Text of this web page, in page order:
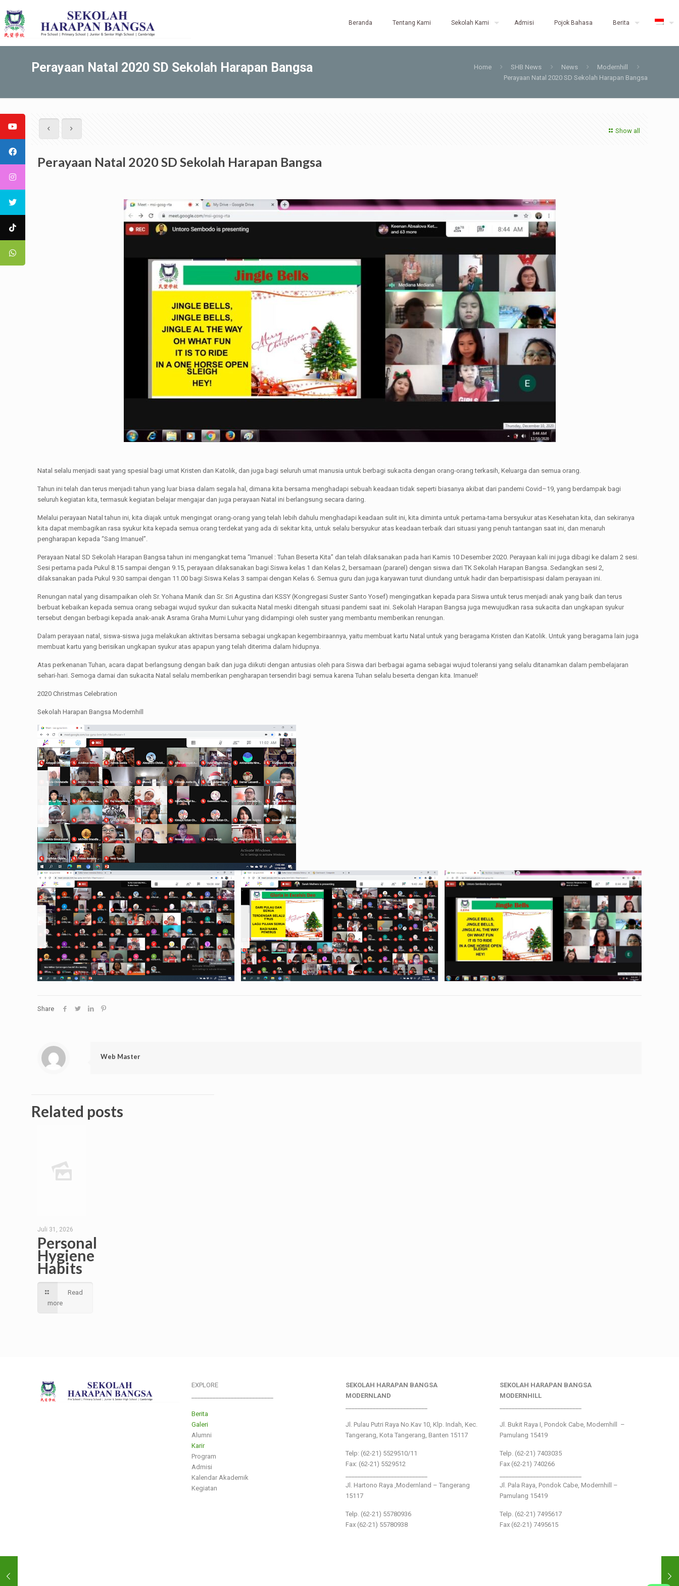
Beranda Tentang Kami Sekolah Kami Admisi Pojok Bahasa Berita
Perayaan Natal 2020 SD Sekolah Harapan Bangsa Home SHB News News
Modernhill
Perayaan Natal 2020 SD Sekolah Harapan Bangsa
Show all
Perayaan Natal 2020 SD Sekolah Harapan Bangsa
Natal selalu menjadi saat yang spesial bagi umat Kristen dan Katolik, dan juga bagi seluruh umat manusia untuk berbagi sukacita dengan orang-orang terkasih, Keluarga dan semua orang.
Tahun ini telah dan terus menjadi tahun yang luar biasa dalam segala hal, dimana kita bersama menghadapi sebuah keadaan tidak seperti biasanya akibat dari pandemi Covid–19, yang berdampak bagi
seluruh kegiatan kita, termasuk kegiatan belajar mengajar dan juga perayaan Natal ini berlangsung secara daring.
Melalui perayaan Natal tahun ini, kita diajak untuk mengingat orang-orang yang telah lebih dahulu menghadapi keadaan sulit ini, kita diminta untuk pertama-tama bersyukur atas Kesehatan kita, dan sekiranya
kita dapat membagikan rasa syukur kita kepada semua orang terdekat yang ada di sekitar kita, untuk selalu bersyukur atas keadaan terbaik dari situasi yang penuh tantangan saat ini, dan menaruh
pengharapan kepada “Sang Imanuel”.
Perayaan Natal SD Sekolah Harapan Bangsa tahun ini mengangkat tema “Imanuel : Tuhan Beserta Kita” dan telah dilaksanakan pada hari Kamis 10 Desember 2020. Perayaan kali ini juga dibagi ke dalam 2 sesi.
Sesi pertama pada Pukul 8.15 sampai dengan 9.15, perayaan dilaksanakan bagi Siswa kelas 1 dan Kelas 2, bersamaan (pararel) dengan siswa dari TK Sekolah Harapan Bangsa. Sedangkan sesi 2,
dilaksanakan pada Pukul 9.30 sampai dengan 11.00 bagi Siswa Kelas 3 sampai dengan Kelas 6. Semua guru dan juga karyawan turut diundang untuk hadir dan berpartisispasi dalam perayaan ini.
Renungan natal yang disampaikan oleh Sr. Yohana Manik dan Sr. Sri Agustina dari KSSY (Kongregasi Suster Santo Yosef) mengingatkan kepada para Siswa untuk terus menjadi anak yang baik dan terus
berbuat kebaikan kepada semua orang sebagai wujud syukur dan sukacita Natal meski ditengah situasi pandemi saat ini. Sekolah Harapan Bangsa juga mewujudkan rasa sukacita dan ungkapan syukur
tersebut dengan berbagi kepada anak-anak Asrama Graha Murni Luhur yang didampingi oleh suster yang membantu memberikan renungan.
Dalam perayaan natal, siswa-siswa juga melakukan aktivitas bersama sebagai ungkapan kegembiraannya, yaitu membuat kartu Natal untuk yang beragama Kristen dan Katolik. Untuk yang beragama lain juga
membuat kartu yang berisikan ungkapan syukur atas apapun yang telah diterima dalam hidupnya.
Atas perkenanan Tuhan, acara dapat berlangsung dengan baik dan juga diikuti dengan antusias oleh para Siswa dari berbagai agama sebagai wujud toleransi yang selalu ditanamkan dalam pembelajaran
sehari-hari. Semoga damai dan sukacita Natal selalu memberikan pengharapan tersendiri bagi semua karena Tuhan selalu beserta dengan kita. Imanuel!
2020 Christmas Celebration
Sekolah Harapan Bangsa Modernhill
Share
Web Master
Related posts
Juli 31, 2026
Personal
Hygiene
Habits
Read
more
EXPLORE
Berita
Galeri
Alumni
Karir
Program
Admisi
Kalendar Akademik
Kegiatan
SEKOLAH HARAPAN BANGSA
MODERNLAND
Jl. Pulau Putri Raya No.Kav 10, Klp. Indah, Kec.
Tangerang, Kota Tangerang, Banten 15117
Telp: (62-21) 5529510/11
Fax: (62-21) 5529512
Jl. Hartono Raya ,Modernland – Tangerang
15117
Telp. (62-21) 55780936
Fax (62-21) 55780938
SEKOLAH HARAPAN BANGSA
MODERNHILL
Jl. Bukit Raya I, Pondok Cabe, Modernhill –
Pamulang 15419
Telp. (62-21) 7403035
Fax (62-21) 740266
Jl. Pala Raya, Pondok Cabe, Modernhill –
Pamulang 15419
Telp. (62-21) 7495617
Fax (62-21) 7495615